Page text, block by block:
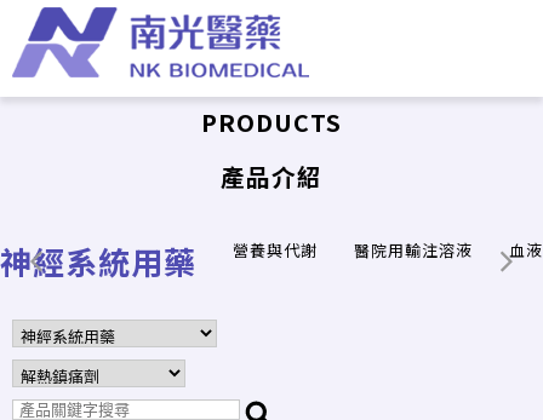
PRODUCTS
產品介紹
神經系統用藥 營養與代謝 醫院用輸注溶液 血